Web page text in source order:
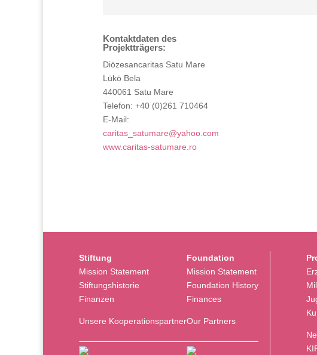
Kontaktdaten des
Projektträgers:
Diözesancaritas Satu Mare
Lükö Bela
440061 Satu Mare
Telefon: +40 (0)261 710464
E-Mail:
caritas_satumare@yahoo.com
www.caritas-satumare.ro
Stiftung
Mission Statement
Stiftungshistorie
Finanzen
Unsere Kooperationspartner
Foundation
Mission Statement
Foundation History
Finances
Our Partners